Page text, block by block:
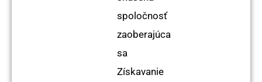
spoločnosť
zaoberajúca
sa
Získavanie